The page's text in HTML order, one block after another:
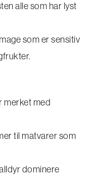
alle som har lyst
som er sensitiv
merket med
til matvarer som
dominere